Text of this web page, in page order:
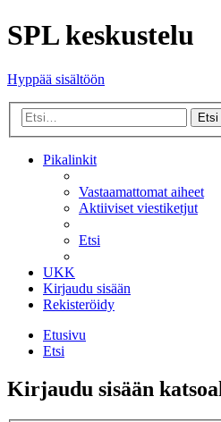
SPL keskustelu
Hyppää sisältöön
Etsi
Pikalinkit
Vastaamattomat aiheet
Aktiiviset viestiketjut
Etsi
UKK
Kirjaudu sisään
Rekisteröidy
Etusivu
Etsi
Kirjaudu sisään